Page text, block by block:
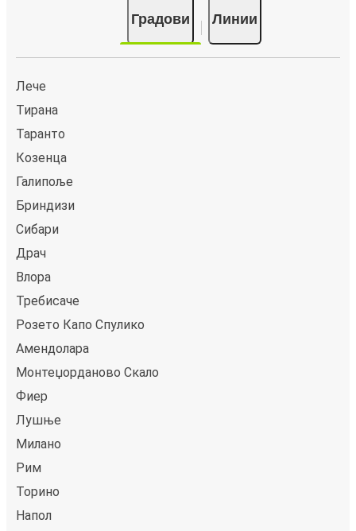
Градови Линии
Лече
Тирана
Таранто
Козенца
Галипоље
Бриндизи
Сибари
Драч
Влора
Требисаче
Розето Капо Спулико
Амендолара
Монтеџорданово Скало
Фиер
Лушње
Милано
Рим
Торино
Напол